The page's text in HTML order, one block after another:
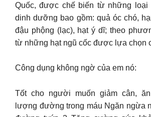
Quốc, được chế biến từ những loại
dinh dưỡng bao gồm: quả óc chó,
đậu phộng (lạc), hạt ý dĩ; theo
từ những hạt ngũ cốc được lựa chọn
Công dụng không ngờ của em nó:
Tốt cho người muốn giảm cân,
lượng đường trong máu Ngăn ngừa